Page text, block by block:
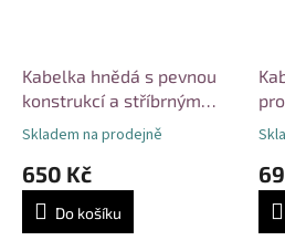
Kabelka hnědá s pevnou
konstrukcí a stříbrným
kováním
Skladem na prodejně
650 Kč
Do košíku